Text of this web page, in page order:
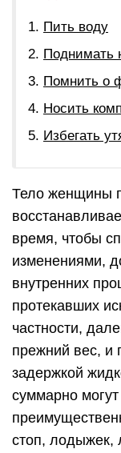
Пить воду
Поднимать
Помнить о
Носить
Избегать
Тело женщины
время, чтобы
изменениями,
внутренних
протекавших
частности,
прежний вес, и
задержкой
суммарно
стоп, лодыжек,